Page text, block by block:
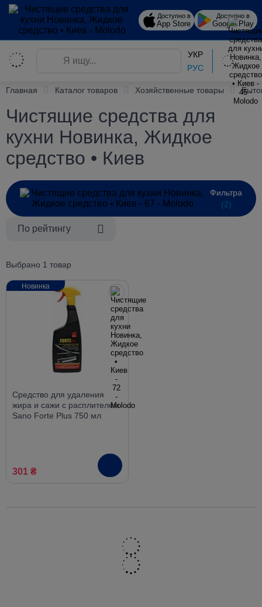
Доступно в
App Store
Доступно в
Google Play
УКР
РУС
Главная Каталог товаров Хозяйственные товары
Чистящие средства для
кухни Новинка, Жидкое
средство • Киев
Фильтра
(2)
По рейтингу
Выбрано 1 товар
Средство для удаления
жира и сажи с расплителем
Sano Forte Plus 750 мл
301 ₴
Новинка